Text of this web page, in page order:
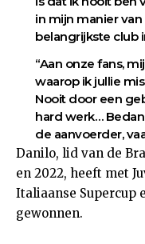
in mijn manier
belangrijkste club
“Aan onze fans,
waarop ik jullie
Nooit door een
hard werk…
de aanvoerder,
Danilo, lid van de
en 2022, heeft met
Italiaanse Supercup
gewonnen.